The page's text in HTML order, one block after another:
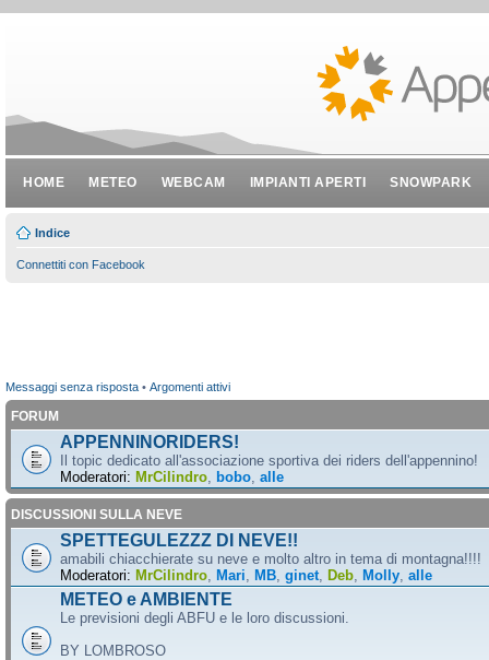
HOME METEO WEBCAM IMPIANTI APERTI SNOWPARK
Indice
Connettiti con Facebook
Messaggi senza risposta • Argomenti attivi
FORUM
APPENNINORIDERS!
Il topic dedicato all'associazione sportiva dei riders dell'appennino!
Moderatori: MrCilindro bobo alle
DISCUSSIONI SULLA NEVE
SPETTEGULEZZZ DI NEVE!!
amabili chiacchierate su neve e molto altro in tema di montagna!!!!
Moderatori: MrCilindro Mari MB ginet Deb Molly alle
METEO e AMBIENTE
Le previsioni degli ABFU e le loro discussioni.
BY LOMBROSO